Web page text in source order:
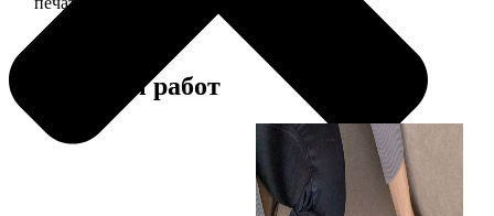
Примеры работ